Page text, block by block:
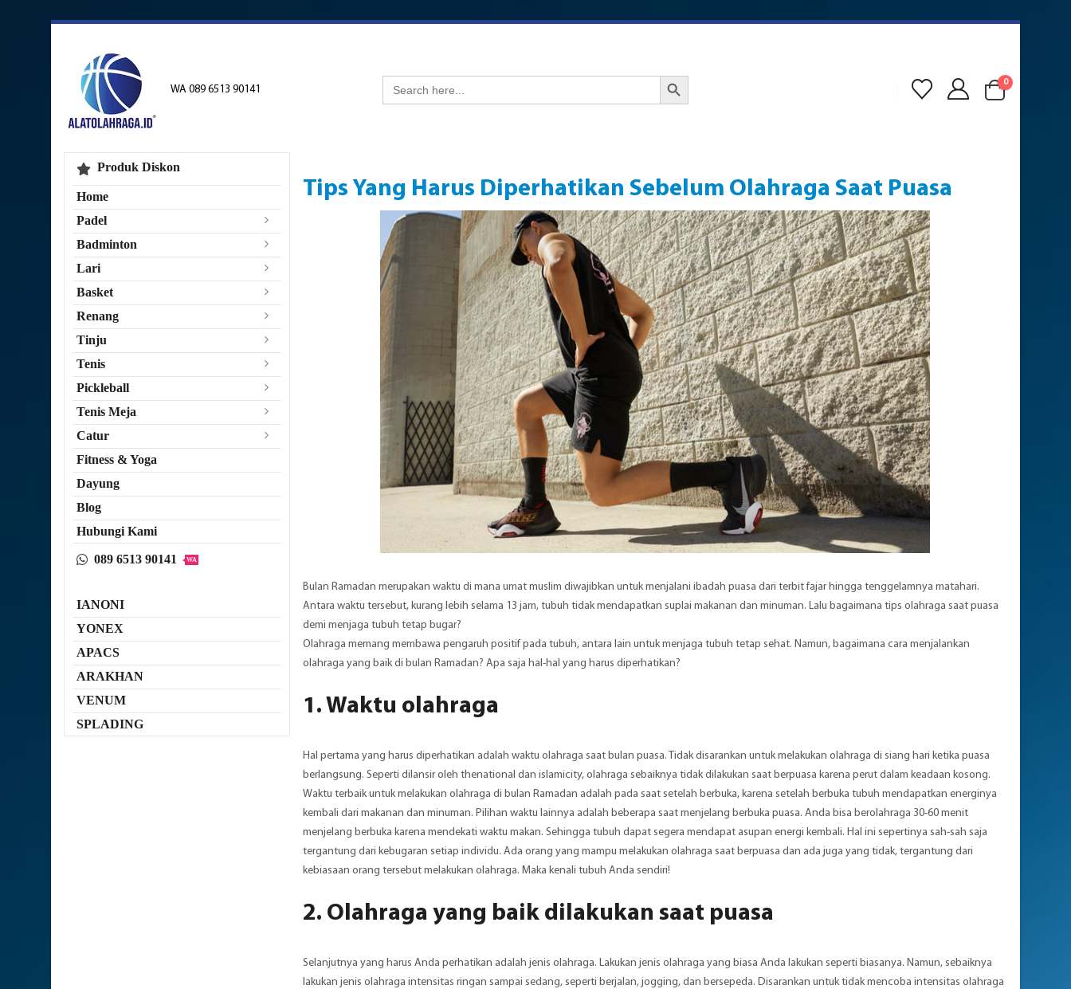
WA 089 6513 90141
Search
for:
Search Button
0
Tips Yang Harus Diperhatikan Sebelum Olahraga Saat Puasa
Bulan Ramadan merupakan waktu di mana umat muslim diwajibkan untuk menjalani ibadah puasa dari terbit fajar hingga tenggelamnya matahari.
Antara waktu tersebut, kurang lebih selama 13 jam, tubuh tidak mendapatkan suplai makanan dan minuman. Lalu bagaimana tips olahraga saat puasa
demi menjaga tubuh tetap bugar?
Olahraga memang membawa pengaruh positif pada tubuh, antara lain untuk menjaga tubuh tetap sehat. Namun, bagaimana cara menjalankan
olahraga yang baik di bulan Ramadan? Apa saja hal-hal yang harus diperhatikan?
1. Waktu olahraga
Hal pertama yang harus diperhatikan adalah waktu olahraga saat bulan puasa. Tidak disarankan untuk melakukan olahraga di siang hari ketika puasa
berlangsung. Seperti dilansir oleh thenational dan islamicity, olahraga sebaiknya tidak dilakukan saat berpuasa karena perut dalam keadaan kosong.
Waktu terbaik untuk melakukan olahraga di bulan Ramadan adalah pada saat setelah berbuka, karena setelah berbuka tubuh mendapatkan energinya
kembali dari makanan dan minuman. Pilihan waktu lainnya adalah beberapa saat menjelang berbuka puasa. Anda bisa berolahraga 30-60 menit
menjelang berbuka karena mendekati waktu makan. Sehingga tubuh dapat segera mendapat asupan energi kembali. Hal ini sepertinya sah-sah saja
tergantung dari kebugaran setiap individu. Ada orang yang mampu melakukan olahraga saat berpuasa dan ada juga yang tidak, tergantung dari
kebiasaan orang tersebut melakukan olahraga. Maka kenali tubuh Anda sendiri!
2. Olahraga yang baik dilakukan saat puasa
Selanjutnya yang harus Anda perhatikan adalah jenis olahraga. Lakukan jenis olahraga yang biasa Anda lakukan seperti biasanya. Namun, sebaiknya
lakukan jenis olahraga intensitas ringan sampai sedang, seperti berjalan, jogging, dan bersepeda. Disarankan untuk tidak mencoba intensitas olahraga
Produk Diskon
Home
Padel
Badminton
Lari
Basket
Renang
Tinju
Tenis
Pickleball
Tenis Meja
Catur
Fitness & Yoga
Dayung
Blog
Hubungi Kami
089 6513 90141 WA
IANONI
YONEX
APACS
ARAKHAN
VENUM
SPLADING